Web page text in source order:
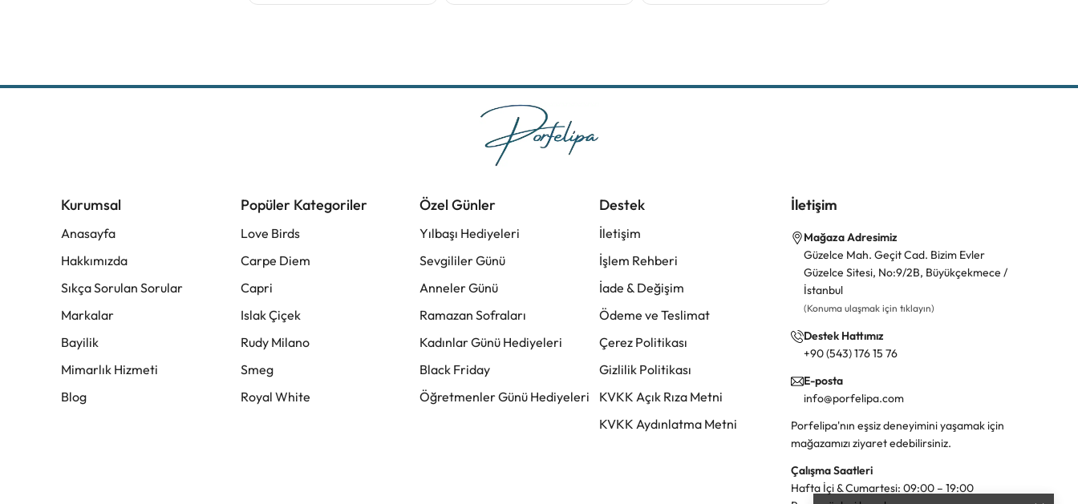
Kurumsal
Anasayfa
Hakkımızda
Sıkça Sorulan Sorular
Markalar
Bayilik
Mimarlık Hizmeti
Blog
Popüler Kategoriler
Love Birds
Carpe Diem
Capri
Islak Çiçek
Rudy Milano
Smeg
Royal White
Özel Günler
Yılbaşı Hediyeleri
Sevgililer Günü
Anneler Günü
Ramazan Sofraları
Kadınlar Günü Hediyeleri
Black Friday
Öğretmenler Günü Hediyeleri
Destek
İletişim
İşlem Rehberi
İade & Değişim
Ödeme ve Teslimat
Çerez Politikası
Gizlilik Politikası
KVKK Açık Rıza Metni
KVKK Aydınlatma Metni
İletişim
Mağaza Adresimiz
Güzelce Mah. Geçit Cad. Bizim Evler
Güzelce Sitesi, No:9/2B, Büyükçekmece /
İstanbul
(Konuma ulaşmak için tıklayın)
Destek Hattımız
+90 (543) 176 15 76
E-posta
info@porfelipa.com
Porfelipa'nın eşsiz deneyimini yaşamak için
mağazamızı ziyaret edebilirsiniz.
Çalışma Saatleri
Hafta İçi & Cumartesi: 09:00 – 19:00